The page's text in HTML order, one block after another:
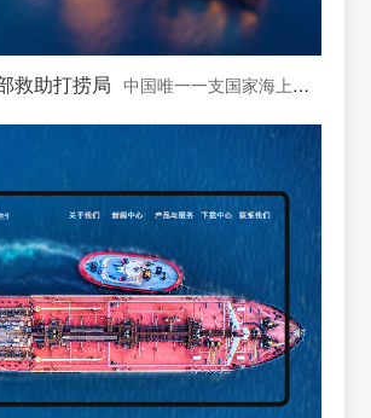
救助打捞局 中国唯一一支国家海上专业救助打捞力量